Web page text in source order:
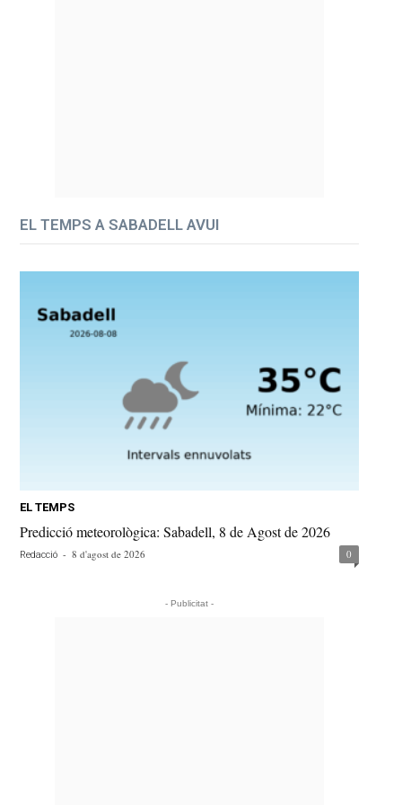
EL TEMPS A SABADELL AVUI
EL TEMPS
Predicció meteorològica: Sabadell, 8 de Agost de 2026
Redacció - 8 d'agost de 2026 0
- Publicitat -